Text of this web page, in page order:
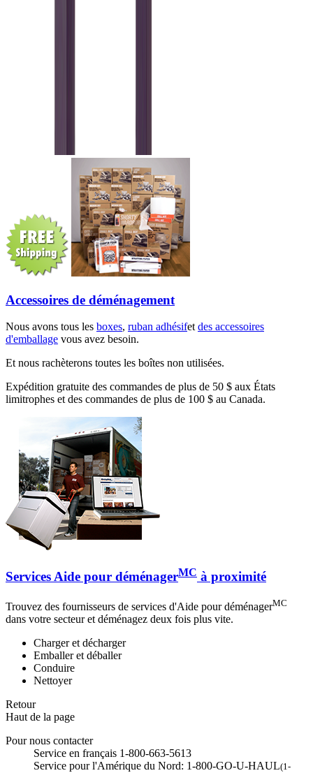
Accessoires de déménagement
Nous avons tous les boxes, ruban adhésifetdes accessoires
d'emballage vous avez besoin.
Et nous rachèterons toutes les boîtes non utilisées.
Expédition gratuite des commandes de plus de 50 $ aux États
limitrophes et des commandes de plus de 100 $ au Canada.
Services Aide pour déménagerMC à proximité
Trouvez des fournisseurs de services d'Aide pour déménagerMC
dans votre secteur et déménagez deux fois plus vite.
Charger et décharger
Emballer et déballer
Conduire
Nettoyer
Retour
Haut de la page
Pour nous contacter
Service en français 1-800-663-5613
Service pour l'Amérique du Nord: 1-800-GO-U-HAUL(1-